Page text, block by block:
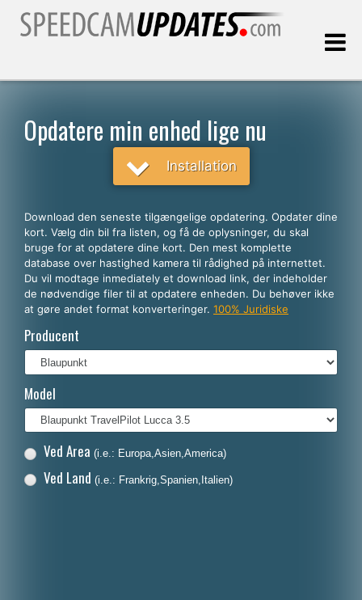
Dansk
English
Español
Deutsch
Italiano
Nederlands
Opdatere min enhed lige nu
Installation
Download den seneste tilgængelige opdatering. Opdater dine
kort. Vælg din bil fra listen, og få de oplysninger, du skal
bruge for at opdatere dine kort. Den mest komplette
database over hastighed kamera til rådighed på internettet.
Du vil modtage inmediately et download link, der indeholder
de nødvendige filer til at opdatere enheden. Du behøver ikke
at gøre andet format konverteringer. 100% Juridiske
Producent
Model
Ved Area (i.e.: Europa,Asien,America)
Ved Land (i.e.: Frankrig,Spanien,Italien)